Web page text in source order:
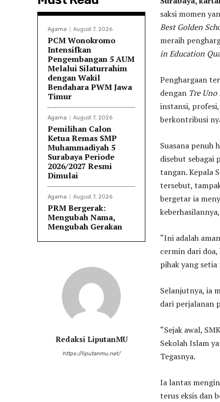
Agama August 7, 2026
PCM Wonokromo
Intensifkan
Pengembangan 5 AUM
Melalui Silaturrahim
dengan Wakil
Bendahara PWM Jawa
Timur
Agama August 7, 2026
Pemilihan Calon
Ketua Remas SMP
Muhammadiyah 5
Surabaya Periode
2026/2027 Resmi
Dimulai
Agama August 7, 2026
PRM Bergerak:
Mengubah Nama,
Mengubah Gerakan
Redaksi LiputanMU
https://liputanmu.net/
saksi momen
Best Golden
meraih
in Education
Penghargaan
dengan Tre
instansi,
berkontribusi
Suasana penuh
disebut sebagai
tangan. Kepala
tersebut,
bergetar ia
“Ini adalah
cermin dari
pihak yang
Selanjutnya, ia
dari perjalanan
“Sejak awal,
Sekolah Islam
Tegasnya.
Ia lantas
terus eksis dan